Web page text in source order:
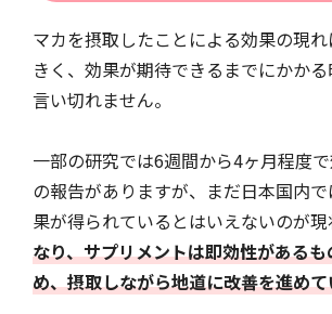
マカを摂取したことによる効果の現
きく、効果が期待できるまでにかか
言い切れません。
一部の研究では6週間から4ヶ月程度
の報告がありますが、まだ日本国内
果が得られているとはいえないのが現
なり、サプリメントは即効性がある
め、摂取しながら地道に改善を進め